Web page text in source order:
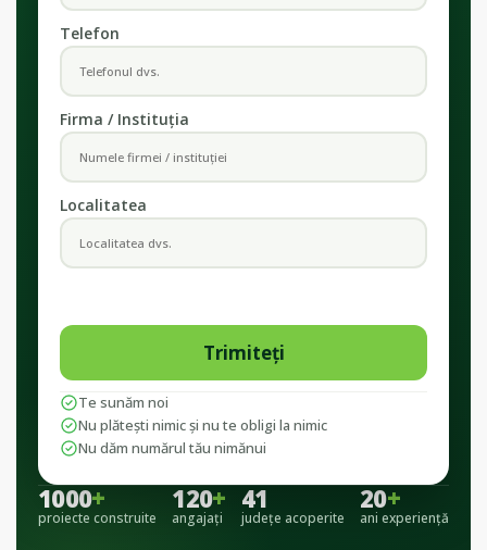
1000+
proiecte construite
120+
angajați
41
județe acoperite
20+
ani experiență
Telefon
Firma / Instituția
Localitatea
Te sunăm noi
Nu plătești nimic și nu te obligi la nimic
Nu dăm numărul tău nimănui